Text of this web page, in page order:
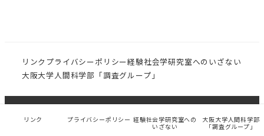
リンク プライバシーポリシー経験社会学研究室へのいざない
大阪大学人間科学部「調査グループ」
社会学研究室
リンク プライバシーポリシー 経験社会学研究室への
いざない
大阪大学人間科学部
「調査グループ」